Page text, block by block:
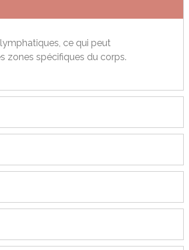
ce qui peut
zones spécifiques du corps.